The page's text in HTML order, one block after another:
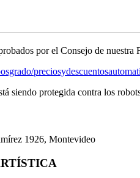
por el Consejo de nuestra
siendo protegida contra los
1926, Montevideo